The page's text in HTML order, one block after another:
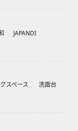
JAPANDI
スペース
洗面台